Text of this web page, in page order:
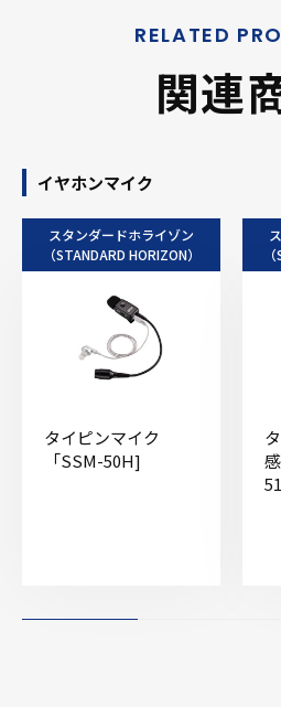
関連
イヤホンマイク
スタンダードホライゾン
（STANDARD HORIZON）
タイピンマイク
「SSM-50H]